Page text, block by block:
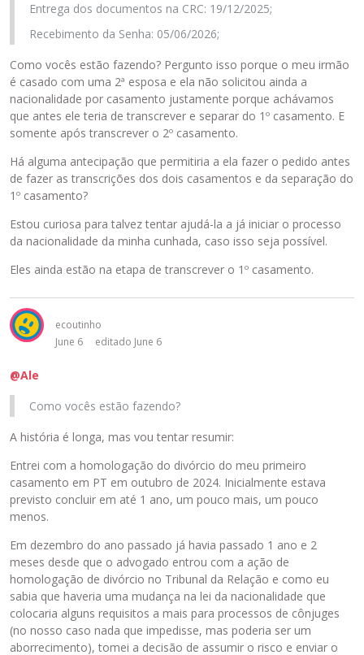
Entrega dos documentos na CRC: 19/12/2025;
Recebimento da Senha: 05/06/2026;
Como vocês estão fazendo? Pergunto isso porque o meu irmão
é casado com uma 2ª esposa e ela não solicitou ainda a
nacionalidade por casamento justamente porque achávamos
que antes ele teria de transcrever e separar do 1º casamento. E
somente após transcrever o 2º casamento.
Há alguma antecipação que permitiria a ela fazer o pedido antes
de fazer as transcrições dos dois casamentos e da separação do
1º casamento?
Estou curiosa para talvez tentar ajudá-la a já iniciar o processo
da nacionalidade da minha cunhada, caso isso seja possível.
Eles ainda estão na etapa de transcrever o 1º casamento.
ecoutinho
June 6
editado June 6
@Ale
Como vocês estão fazendo?
A história é longa, mas vou tentar resumir:
Entrei com a homologação do divórcio do meu primeiro
casamento em PT em outubro de 2024. Inicialmente estava
previsto concluir em até 1 ano, um pouco mais, um pouco
menos.
Em dezembro do ano passado já havia passado 1 ano e 2
meses desde que o advogado entrou com a ação de
homologação de divórcio no Tribunal da Relação e como eu
sabia que haveria uma mudança na lei da nacionalidade que
colocaria alguns requisitos a mais para processos de cônjuges
(no nosso caso nada que impedisse, mas poderia ser um
aborrecimento), tomei a decisão de assumir o risco e enviar o